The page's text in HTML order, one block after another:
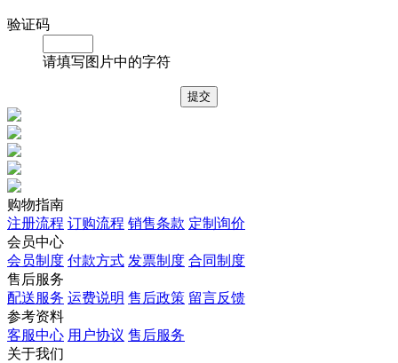
验证码
请填写图片中的字符
购物指南
注册流程 订购流程 销售条款 定制询价
会员中心
会员制度 付款方式 发票制度 合同制度
售后服务
配送服务 运费说明 售后政策 留言反馈
参考资料
客服中心 用户协议 售后服务
关于我们